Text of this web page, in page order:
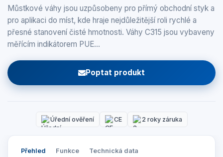
Můstkové váhy jsou uzpůsobeny pro přímý obchodní styk a
pro aplikaci do míst, kde hraje nejdůležitější roli rychlé a
přesné stanovení čisté hmotnosti. Váhy C315 jsou vybaveny
měřícím indikátorem PUE…
Poptat produkt
Úřední ověření CE 2 roky záruka
Přehled Funkce Technická data